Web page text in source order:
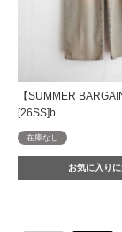
【SUMMER
[26SS]b...
在庫なし